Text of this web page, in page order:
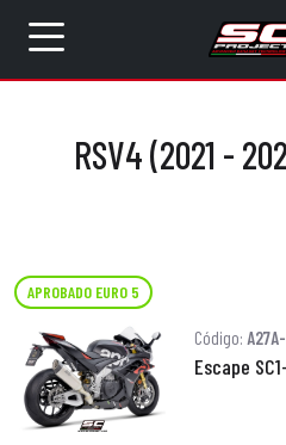
RSV4 (2021 -
APROBADO EURO 5
Código:
Escape